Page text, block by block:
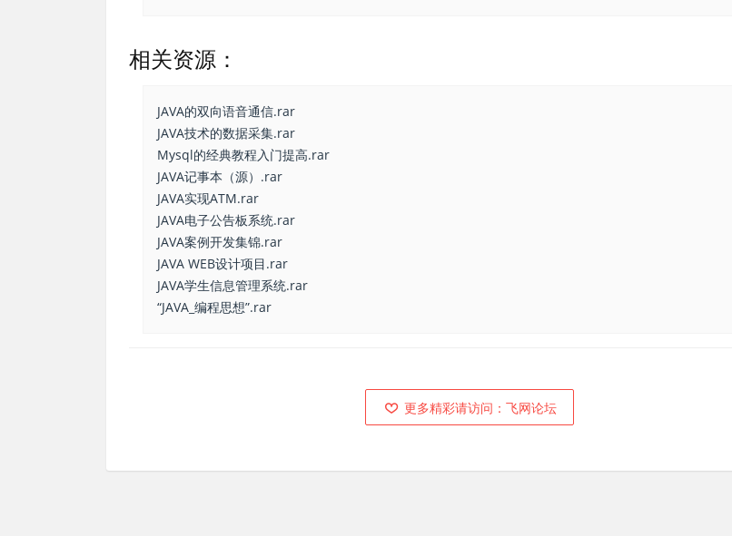
相关资源：
JAVA的双向语音通信.rar
JAVA技术的数据采集.rar
Mysql的经典教程入门提高.rar
JAVA记事本（源）.rar
JAVA实现ATM.rar
JAVA电子公告板系统.rar
JAVA案例开发集锦.rar
JAVA WEB设计项目.rar
JAVA学生信息管理系统.rar
“JAVA_编程思想”.rar
更多精彩请访问：飞网论坛